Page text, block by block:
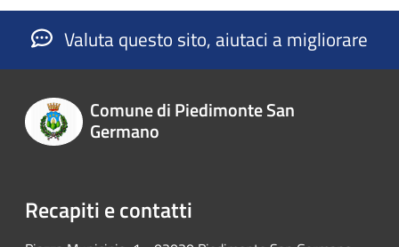
Valuta questo sito, aiutaci a migliorare
Comune di Piedimonte San
Germano
Recapiti e contatti